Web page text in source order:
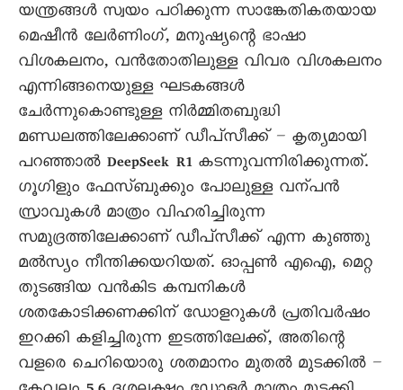
യന്ത്രങ്ങൾ സ്വയം പഠിക്കുന്ന സാങ്കേതികതയായ
മെഷീൻ ലേർണിംഗ്, മനുഷ്യന്റെ ഭാഷാ
വിശകലനം, വൻതോതിലുള്ള വിവര വിശകലനം
എന്നിങ്ങനെയുള്ള ഘടകങ്ങൾ
ചേർന്നുകൊണ്ടുള്ള നിർമ്മിതബുദ്ധി
മണ്ഡലത്തിലേക്കാണ് ഡീപ്‌സീക്ക് – കൃത്യമായി
പറഞ്ഞാൽ DeepSeek R1 കടന്നുവന്നിരിക്കുന്നത്.
ഗൂഗിളും ഫേസ്ബുക്കും പോലുള്ള വന്പൻ
സ്രാവുകൾ മാത്രം വിഹരിച്ചിരുന്ന
സമുദ്രത്തിലേക്കാണ് ഡീപ്‌സീക്ക് എന്ന കുഞ്ഞു
മൽസ്യം നീന്തിക്കയറിയത്. ഓപ്പൺ എഐ, മെറ്റ
തുടങ്ങിയ വൻകിട കമ്പനികൾ
ശതകോടിക്കണക്കിന്‌ ഡോളറുകൾ പ്രതിവർഷം
ഇറക്കി കളിച്ചിരുന്ന ഇടത്തിലേക്ക്, അതിന്റെ
വളരെ ചെറിയൊരു ശതമാനം മുതൽ മുടക്കിൽ –